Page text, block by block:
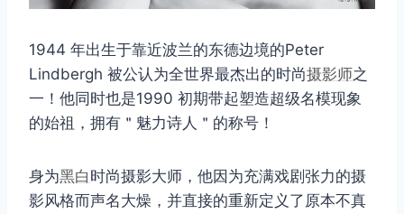
1944 年出生于靠近波兰的东德边境的Peter
Lindbergh 被公认为全世界最杰出的时尚摄影师之
一！他同时也是1990 初期带起塑造超级名模现象
的始祖，拥有＂魅力诗人＂的称号！
身为黑白 时尚摄影大师，他因为充满戏剧张力的摄
影风格而声名大燥，并直接的重新定义了原本不真